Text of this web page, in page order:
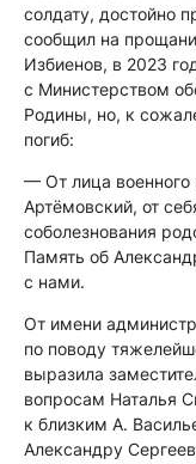
солдату, достойно
сообщил на
Избиенов, в 2023
с Министерством
Родины, но, к
погиб:
— От лица
Артёмовский, от
соболезнования
Память об
с нами.
От имени
по поводу
выразила
вопросам Наталья
к близким А.
Александру